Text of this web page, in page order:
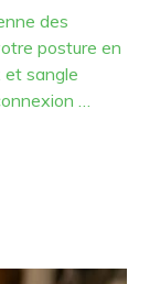
des
posture en
sangle
…